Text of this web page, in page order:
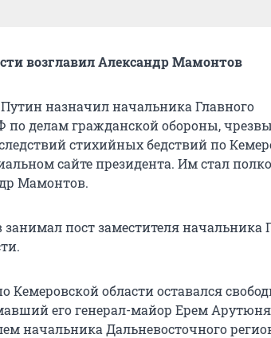
возглавил Александр Мамонтов
назначил начальника Главного
по делам гражданской обороны,
стихийных бедствий по
сайте президента. Им стал
Мамонтов.
пост заместителя
области оставался
его генерал-майор Ерем
начальника Дальневосточного